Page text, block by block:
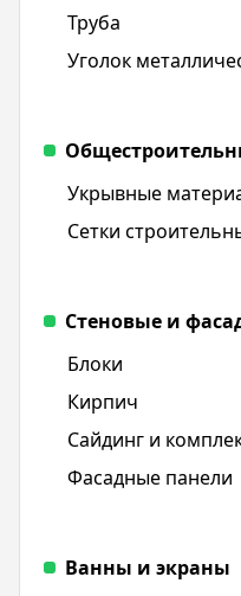
Труба
Уголок
Укрывные
Сетки
Стеновые и
Блоки
Кирпич
Сайдинг и
Фасадные панели
Ванны и экраны